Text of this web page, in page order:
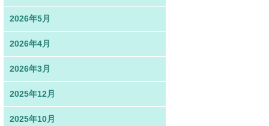
2026年5月
2026年4月
2026年3月
2025年12月
2025年10月